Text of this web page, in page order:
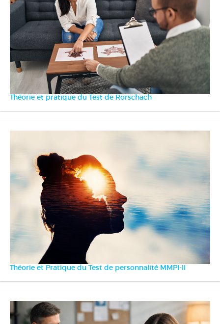
Théorie et pratique du Test de Rorschach
Théorie et Pratique du Test de personnalité MMPI-II